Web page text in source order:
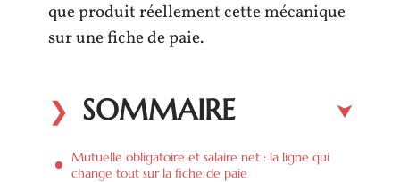
que produit réellement cette mécanique
sur une fiche de paie.
SOMMAIRE
Mutuelle obligatoire et salaire net : la ligne qui
change tout sur la fiche de paie